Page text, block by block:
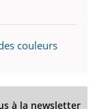
couleurs
à la newsletter